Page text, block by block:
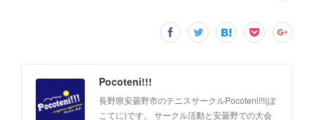
Pocoteni!!!
長野県安曇野市のテニスサークルPocoteni!!!(ぽ
こてに)です。 サークル活動と安曇野での大会